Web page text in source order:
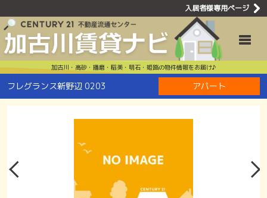
入居者様専用ページ
加古川・高砂・播磨・稲美・明石・姫路の物件情報をお届け♪
フレグランス新野辺 0203 アパート